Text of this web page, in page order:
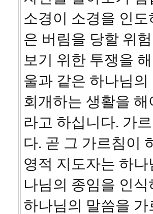
소경이 소경을 인
은 버림을 당할 위
보기 위한 투쟁을
울과 같은 하나님
회개하는 생활을
라고 하십니다. 가
다. 곧 그 가르침이
영적 지도자는 하
나님의 종임을 인
하나님의 말씀을